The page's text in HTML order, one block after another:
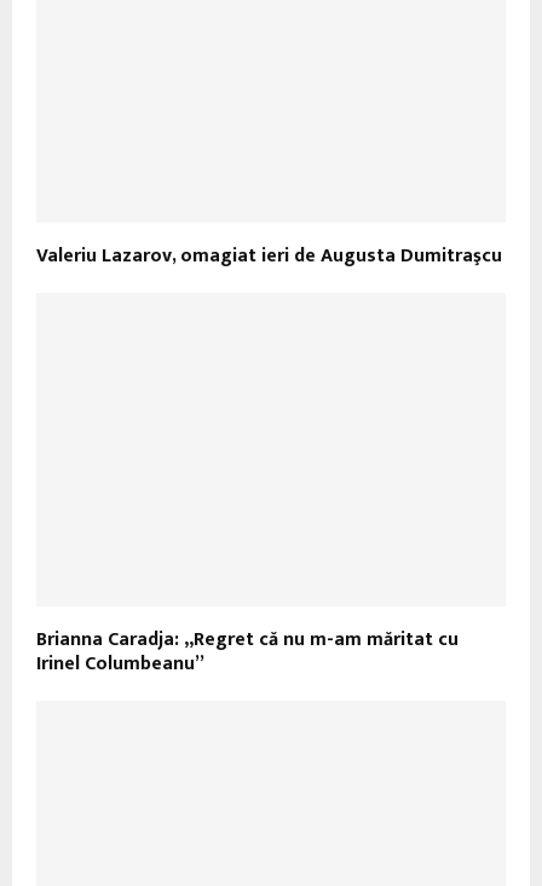
Valeriu Lazarov, omagiat ieri de Augusta Dumitraşcu
Brianna Caradja: „Regret că nu m-am măritat cu
Irinel Columbeanu”